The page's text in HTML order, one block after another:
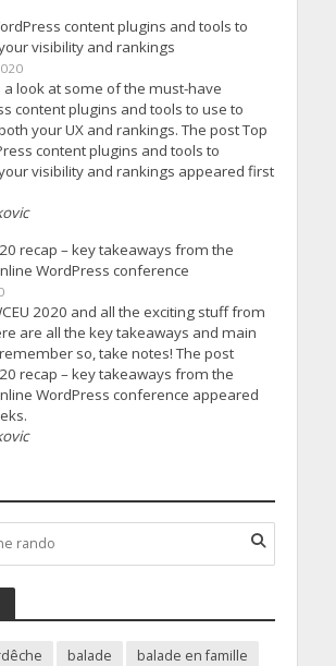
content plugins and tools to
visibility and rankings
a look at some of the must-have
content plugins and tools to use to
your UX and rankings. The post Top
content plugins and tools to
visibility and rankings appeared first
recap – key takeaways from the
WordPress conference
2020 and all the exciting stuff from
are all the key takeaways and main
so, take notes! The post
recap – key takeaways from the
WordPress conference appeared
balade
balade en famille